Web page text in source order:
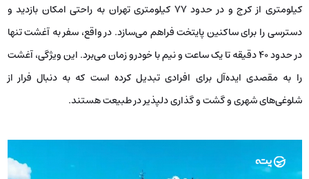
کیلومتری از کرج و در حدود ۷۷ کیلومتری تهران به راحتی امکان بازدید و
دسترسی را برای ساکنین پایتخت فراهم می‌سازد. در واقع، سفر به آغشت تنها
در حدود ۴۰ دقیقه تا یک ساعت و نیم با خودرو زمان می‌برد. این ویژگی، آغشت
را به مقصدی ایده‌آل برای افرادی تبدیل کرده است که به دنبال فرار از
شلوغی‌های شهری و گشت و گذاری دلپذیر در طبیعت هستند.